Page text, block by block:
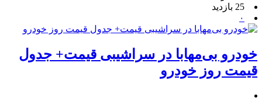
25 بازدید
۰
خودرو بی‌مهابا در سراشیبی قیمت+ جدول
قیمت روز خودرو